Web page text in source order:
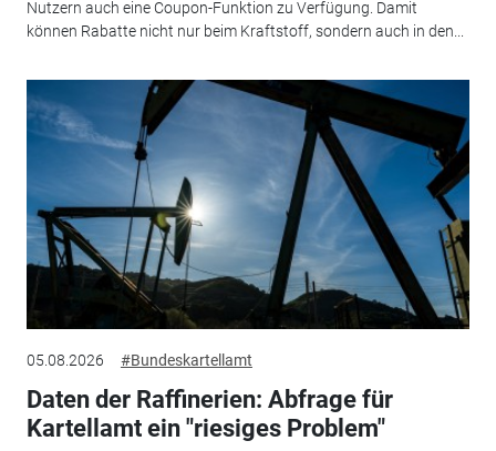
Nutzern auch eine Coupon-Funktion zu Verfügung. Damit
können Rabatte nicht nur beim Kraftstoff, sondern auch in den...
05.08.2026 #Bundeskartellamt
Daten der Raffinerien: Abfrage für
Kartellamt ein "riesiges Problem"